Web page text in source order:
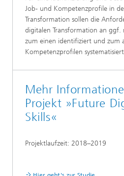
Job- und Kompetenzprofile in
Transformation sollen die
digitalen Transformation an ggf.
zum einen identifiziert und zum
Kompetenzprofilen
Mehr
Projekt »Future
Skills«
Projektlaufzeit: 2018–2019